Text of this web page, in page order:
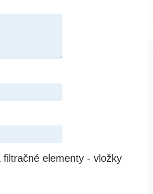
filtračné elementy - vložky